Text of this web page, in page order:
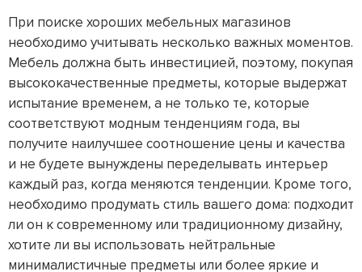
При поиске хороших мебельных магазинов
необходимо учитывать несколько важных моментов.
Мебель должна быть инвестицией, поэтому, покупая
высококачественные предметы, которые выдержат
испытание временем, а не только те, которые
соответствуют модным тенденциям года, вы
получите наилучшее соотношение цены и качества
и не будете вынуждены переделывать интерьер
каждый раз, когда меняются тенденции. Кроме того,
необходимо продумать стиль вашего дома: подходит
ли он к современному или традиционному дизайну,
хотите ли вы использовать нейтральные
минималистичные предметы или более яркие и